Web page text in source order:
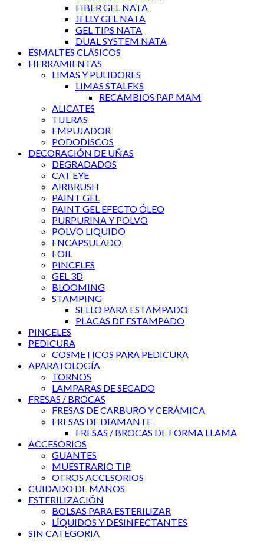
FIBER GEL NATA
JELLY GEL NATA
GEL TIPS NATA
DUAL SYSTEM NATA
ESMALTES CLÁSICOS
HERRAMIENTAS
LIMAS Y PULIDORES
LIMAS STALEKS
RECAMBIOS PAP MAM
ALICATES
TIJERAS
EMPUJADOR
PODODISCOS
DECORACIÓN DE UÑAS
DEGRADADOS
CAT EYE
AIRBRUSH
PAINT GEL
PAINT GEL EFECTO ÓLEO
PURPURINA Y POLVO
POLVO LIQUIDO
ENCAPSULADO
FOIL
PINCELES
GEL 3D
BLOOMING
STAMPING
SELLO PARA ESTAMPADO
PLACAS DE ESTAMPADO
PINCELES
PEDICURA
COSMETICOS PARA PEDICURA
APARATOLOGÍA
TORNOS
LAMPARAS DE SECADO
FRESAS / BROCAS
FRESAS DE CARBURO Y CERÁMICA
FRESAS DE DIAMANTE
FRESAS / BROCAS DE FORMA LLAMA
ACCESORIOS
GUANTES
MUESTRARIO TIP
OTROS ACCESORIOS
CUIDADO DE MANOS
ESTERILIZACIÓN
BOLSAS PARA ESTERILIZAR
LÍQUIDOS Y DESINFECTANTES
SIN CATEGORIA